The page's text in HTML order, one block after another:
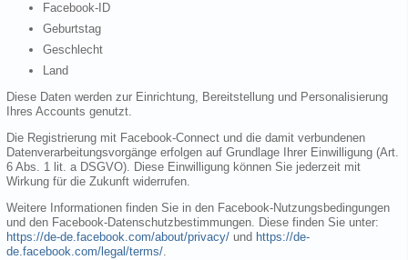
Facebook-ID
Geburtstag
Geschlecht
Land
Diese Daten werden zur Einrichtung, Bereitstellung und Personalisierung
Ihres Accounts genutzt.
Die Registrierung mit Facebook-Connect und die damit verbundenen
Datenverarbeitungsvorgänge erfolgen auf Grundlage Ihrer Einwilligung (Art.
6 Abs. 1 lit. a DSGVO). Diese Einwilligung können Sie jederzeit mit
Wirkung für die Zukunft widerrufen.
Weitere Informationen finden Sie in den Facebook-Nutzungsbedingungen
und den Facebook-Datenschutzbestimmungen. Diese finden Sie unter:
https://de-de.facebook.com/about/privacy/ und https://de-
de.facebook.com/legal/terms/.